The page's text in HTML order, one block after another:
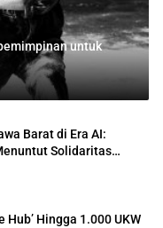
untuk
Barat di Era AI:
Solidaritas
Hub’ Hingga 1.000 UKW